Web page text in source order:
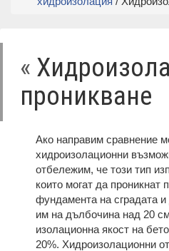
«
проникване
Ако направим сравнение
хидроизолационни
отбележим, че този тип
които могат да проникнат
фундамента на сградата и
им на дълбочина над 20
изолационна якост на
20%. Хидроизолационни